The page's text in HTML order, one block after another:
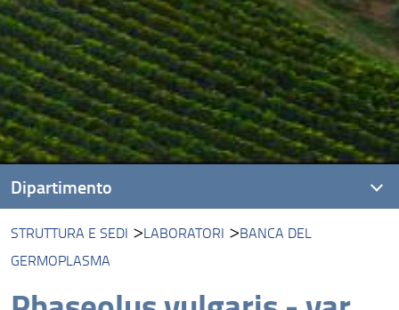
STRUTTURA E SEDI LABORATORI
BANCA DEL
GERMOPLASMA
Dipartimento
Presentazione